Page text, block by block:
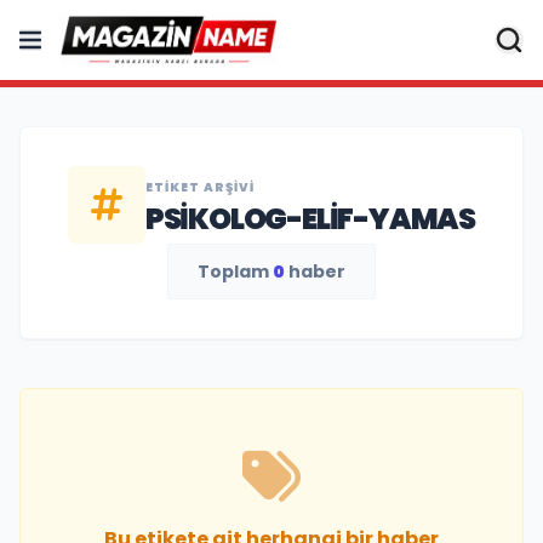
ETIKET ARŞIVI
PSIKOLOG-ELIF-YAMAS
Toplam 0 haber